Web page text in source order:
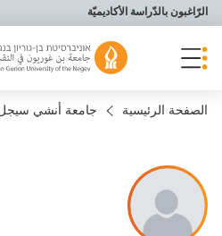
תפריט נגישות
الرّاغبون بالدّراسة الأكاديميّة
الصفحة الرئيسية جامعة أنشي